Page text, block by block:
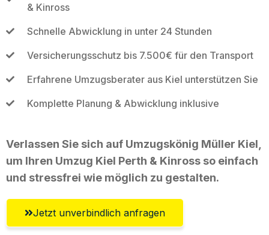
& Kinross
Schnelle Abwicklung in unter 24 Stunden
Versicherungsschutz bis 7.500€ für den Transport
Erfahrene Umzugsberater aus Kiel unterstützen Sie
Komplette Planung & Abwicklung inklusive
Verlassen Sie sich auf Umzugskönig Müller Kiel,
um Ihren Umzug Kiel Perth & Kinross so einfach
und stressfrei wie möglich zu gestalten.
Jetzt unverbindlich anfragen